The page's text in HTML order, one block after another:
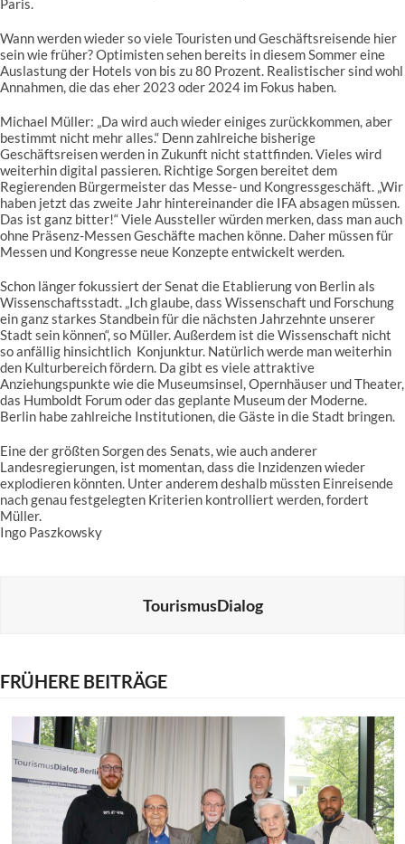
Paris.
Wann werden wieder so viele Touristen und Geschäftsreisende hier
sein wie früher? Optimisten sehen bereits in diesem Sommer eine
Auslastung der Hotels von bis zu 80 Prozent. Realistischer sind wohl
Annahmen, die das eher 2023 oder 2024 im Fokus haben.
Michael Müller: „Da wird auch wieder einiges zurückkommen, aber
bestimmt nicht mehr alles.“ Denn zahlreiche bisherige
Geschäftsreisen werden in Zukunft nicht stattfinden. Vieles wird
weiterhin digital passieren. Richtige Sorgen bereitet dem
Regierenden Bürgermeister das Messe- und Kongressgeschäft. „Wir
haben jetzt das zweite Jahr hintereinander die IFA absagen müssen.
Das ist ganz bitter!“ Viele Aussteller würden merken, dass man auch
ohne Präsenz-Messen Geschäfte machen könne. Daher müssen für
Messen und Kongresse neue Konzepte entwickelt werden.
Schon länger fokussiert der Senat die Etablierung von Berlin als
Wissenschaftsstadt. „Ich glaube, dass Wissenschaft und Forschung
ein ganz starkes Standbein für die nächsten Jahrzehnte unserer
Stadt sein können“, so Müller. Außerdem ist die Wissenschaft nicht
so anfällig hinsichtlich Konjunktur. Natürlich werde man weiterhin
den Kulturbereich fördern. Da gibt es viele attraktive
Anziehungspunkte wie die Museumsinsel, Opernhäuser und Theater,
das Humboldt Forum oder das geplante Museum der Moderne.
Berlin habe zahlreiche Institutionen, die Gäste in die Stadt bringen.
Eine der größten Sorgen des Senats, wie auch anderer
Landesregierungen, ist momentan, dass die Inzidenzen wieder
explodieren könnten. Unter anderem deshalb müssten Einreisende
nach genau festgelegten Kriterien kontrolliert werden, fordert
Müller.
Ingo Paszkowsky
TourismusDialog
FRÜHERE BEITRÄGE